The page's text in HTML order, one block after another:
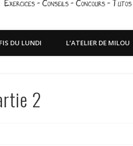
DU LUNDI L’ATELIER DE MILOU
2